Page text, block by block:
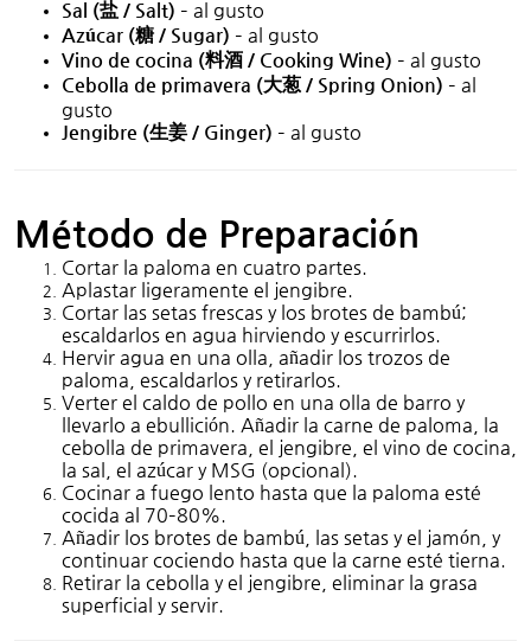
Sal (盐 / Salt) – al gusto
Azúcar (糖 / Sugar) – al gusto
Vino de cocina (料酒 / Cooking Wine) – al gusto
Cebolla de primavera (大葱 / Spring Onion) – al
gusto
Jengibre (生姜 / Ginger) – al gusto
Método de Preparación
Cortar la paloma en cuatro partes.
Aplastar ligeramente el jengibre.
Cortar las setas frescas y los brotes de bambú;
escaldarlos en agua hirviendo y escurrirlos.
Hervir agua en una olla, añadir los trozos de
paloma, escaldarlos y retirarlos.
Verter el caldo de pollo en una olla de barro y
llevarlo a ebullición. Añadir la carne de paloma, la
cebolla de primavera, el jengibre, el vino de cocina,
la sal, el azúcar y MSG (opcional).
Cocinar a fuego lento hasta que la paloma esté
cocida al 70–80%.
Añadir los brotes de bambú, las setas y el jamón, y
continuar cociendo hasta que la carne esté tierna.
Retirar la cebolla y el jengibre, eliminar la grasa
superficial y servir.